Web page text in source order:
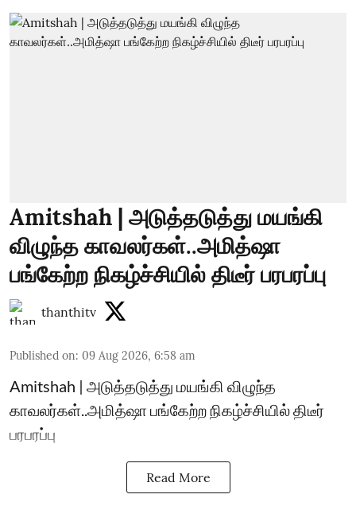
Amitshah | அடுத்தடுத்து மயங்கி
விழுந்த காவலர்கள்..அமித்ஷா
பங்கேற்ற நிகழ்ச்சியில் திடீர் பரபரப்பு
thanthitv
Published on: 09 Aug 2026, 6:58 am
Amitshah | அடுத்தடுத்து மயங்கி விழுந்த
காவலர்கள்..அமித்ஷா பங்கேற்ற நிகழ்ச்சியில் திடீர்
பரபரப்பு
Read More